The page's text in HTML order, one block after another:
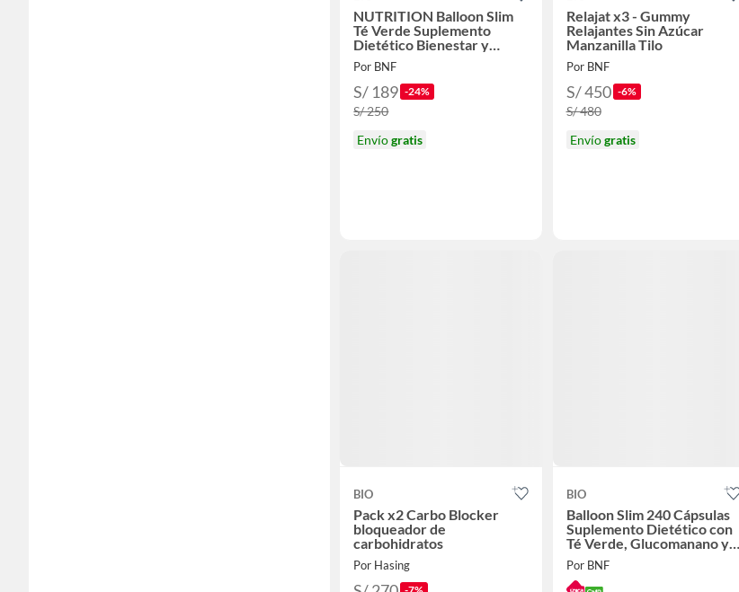
NUTRITION Balloon Slim
Té Verde Suplemento
Dietético Bienestar y
Control de Peso 120
Cápsulas
Por BNF
S/ 189 -24%
S/ 250
Envíogratis
Relajat x3 - Gummy
Relajantes Sin Azúcar
Manzanilla Tilo
Por BNF
S/ 450 -6%
S/ 480
Envíogratis
BIO
Pack x2 Carbo Blocker
bloqueador de
carbohidratos
Por Hasing
BIO
Balloon Slim 240 Cápsulas
Suplemento Dietético con
Té Verde, Glucomanano y
Cromo
Por BNF